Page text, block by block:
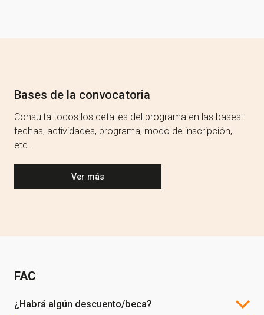
Bases de la convocatoria
Consulta todos los detalles del programa en las bases:
fechas, actividades, programa, modo de inscripción,
etc.
Ver más
FAC
¿Habrá algún descuento/beca?